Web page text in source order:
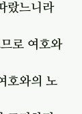
랐느니라
로 여호와
호와의 노